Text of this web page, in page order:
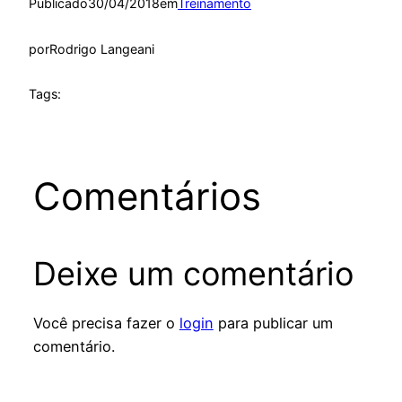
Publicado30/04/2018em Treinamento
porRodrigo Langeani
Tags:
Comentários
Deixe um comentário
Você precisa fazer o login para publicar um
comentário.